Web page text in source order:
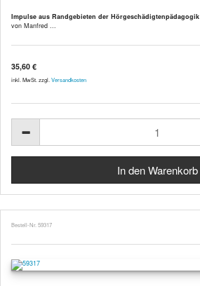
Impulse aus Randgebieten der Hörgeschädigtenpädagogik
von Manfred ...
35,60 €
inkl. MwSt. zzgl. Versandkosten
Bestell-Nr. 59317